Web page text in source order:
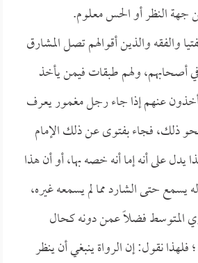
جهة النظر أو الحس معلوم.
والفقه والذين أقوالهم تصل المشارق
أصحابهم، ولهم طبقات فيمن يأخذ
عنهم إذا جاء رجل مغمور يعرف
ذلك، فجاء بفتوى عن ذلك الإمام
على أنه إما أنه خصه بها، أو أن هذا
يسمع حتى الشارد مما لم يسمعه غيره،
المتوسط فضلاً عمن دونه كحال
؛ فلهذا نقول: إن الرواة ينبغي أن ينظر